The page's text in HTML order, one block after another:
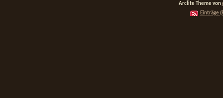
Arclite Theme von
Einträge